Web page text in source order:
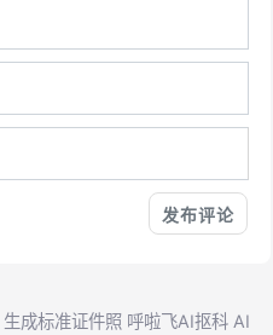
生成标准证件照 呼啦飞AI抠科 AI